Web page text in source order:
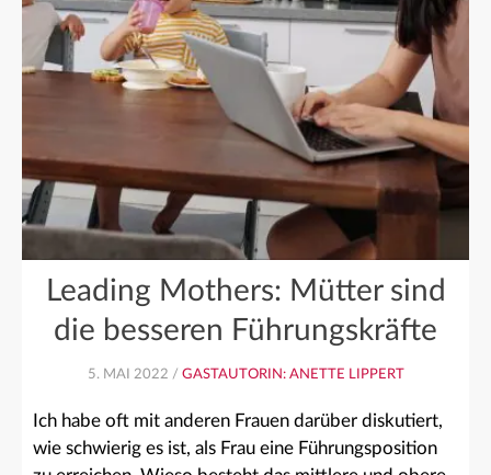
Leading Mothers: Mütter sind
die besseren Führungskräfte
5. MAI 2022 / GASTAUTORIN: ANETTE LIPPERT
Ich habe oft mit anderen Frauen darüber diskutiert,
wie schwierig es ist, als Frau eine Führungsposition